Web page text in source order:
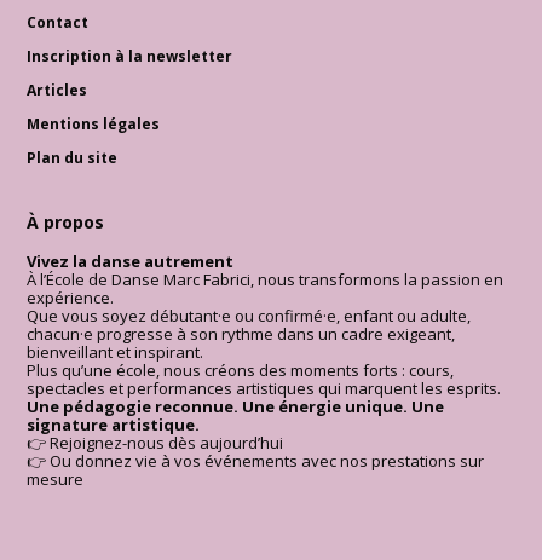
Contact
Inscription à la newsletter
Articles
Mentions légales
Plan du site
À propos
Vivez la danse autrement
À l’École de Danse Marc Fabrici, nous transformons la passion en
expérience.
Que vous soyez débutant·e ou confirmé·e, enfant ou adulte,
chacun·e progresse à son rythme dans un cadre exigeant,
bienveillant et inspirant.
Plus qu’une école, nous créons des moments forts : cours,
spectacles et performances artistiques qui marquent les esprits.
Une pédagogie reconnue. Une énergie unique. Une
signature artistique.
👉 Rejoignez-nous dès aujourd’hui
👉 Ou donnez vie à vos événements avec nos prestations sur
mesure